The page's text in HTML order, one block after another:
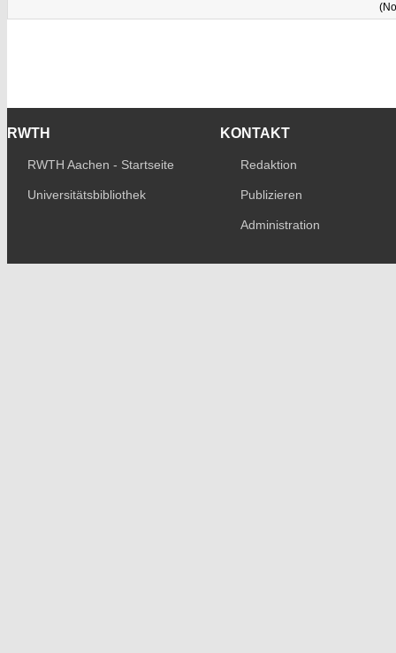
RWTH
RWTH Aachen - Startseite
Universitätsbibliothek
KONTAKT
Redaktion
Publizieren
Administration